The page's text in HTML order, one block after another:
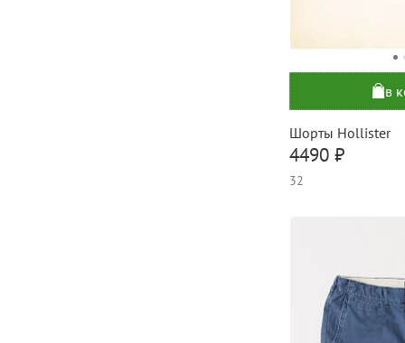
в
Шорты Hollister
4490 ₽
32